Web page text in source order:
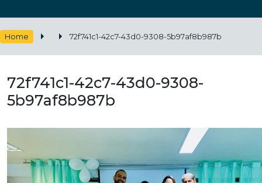
Home 72f741c1-42c7-43d0-9308-5b97af8b987b
72f741c1-42c7-43d0-9308-
5b97af8b987b